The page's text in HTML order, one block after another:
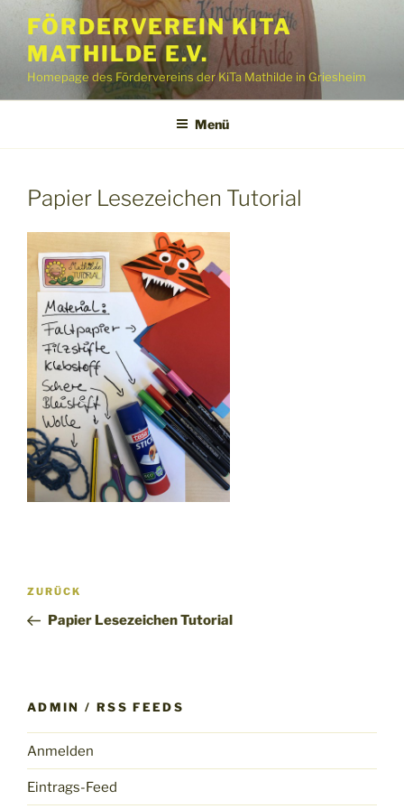
Inhalt
springen
FÖRDERVEREIN KITA
MATHILDE E.V.
Homepage des Fördervereins der KiTa Mathilde in Griesheim
Menü
Papier Lesezeichen Tutorial
Beitragsnavigation
Vorheriger
Beitrag
ZURÜCK
Papier Lesezeichen Tutorial
ADMIN / RSS FEEDS
Anmelden
Eintrags-Feed